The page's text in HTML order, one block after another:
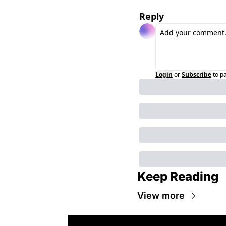
Reply
Login orSubscribeto
Keep Reading
View more